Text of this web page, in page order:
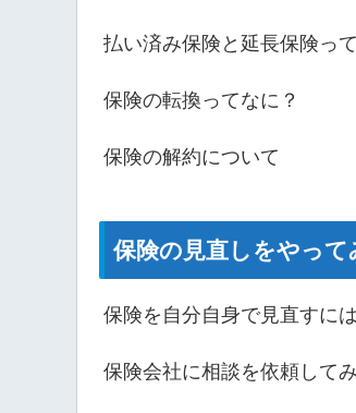
払い済み保険と延長保険っ
保険の転換ってなに？
保険の解約について
保険の見直しをやって
保険を自分自身で見直すには
保険会社に相談を依頼して